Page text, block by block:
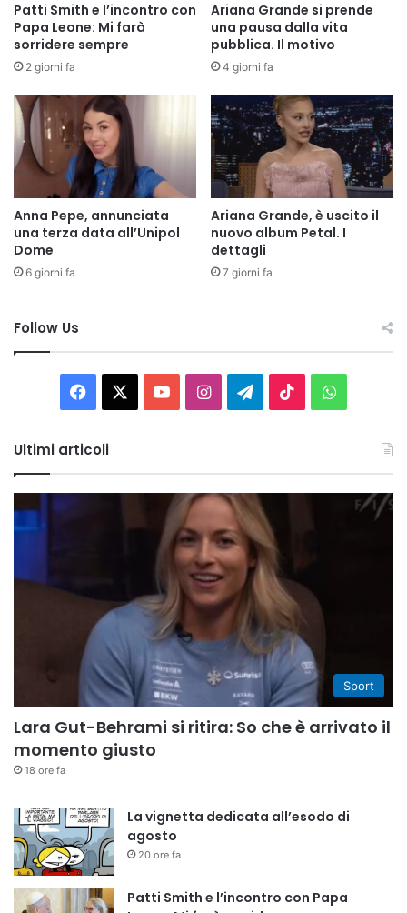
Patti Smith e l’incontro con
Papa Leone: Mi farà
sorridere sempre
2 giorni fa
Ariana Grande si prende
una pausa dalla vita
pubblica. Il motivo
4 giorni fa
Anna Pepe, annunciata
una terza data all’Unipol
Dome
6 giorni fa
Ariana Grande, è uscito il
nuovo album Petal. I
dettagli
7 giorni fa
Follow Us
Facebook You InstagramTelegram
TikTok
Ultimi articoli
Sport
Lara Gut-Behrami si ritira: So che è arrivato il
momento giusto
18 ore fa
La vignetta dedicata all’esodo di
agosto
20 ore fa
Patti Smith e l’incontro con Papa